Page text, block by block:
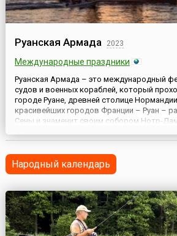
Руанская Армада 2023
Международные праздники
Руанская Армада – это международный
судов и военных кораблей, который
городе Руане, древней столице
красивейших городов Франции – Руан –
Сены и знаменит своим собором Нотр-
знаменит событием, занимающим одну из
в мире п...
Народный календарь